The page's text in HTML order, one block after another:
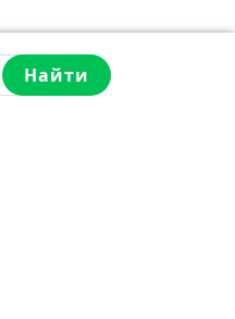
Найти